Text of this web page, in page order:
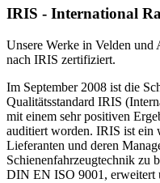
IRIS - International
Unsere Werke in Velden und
nach IRIS zertifiziert.
Im September 2008 ist die
Qualitätsstandard IRIS
mit einem sehr positiven
auditiert worden. IRIS ist ein
Lieferanten und deren
Schienenfahrzeugtechnik zu
DIN EN ISO 9001, erweitert